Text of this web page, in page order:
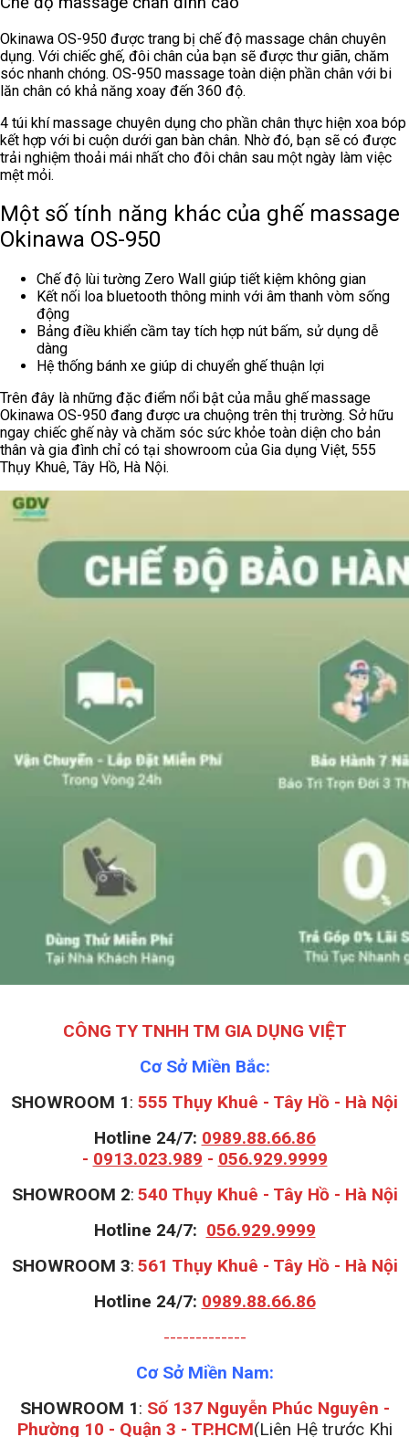
Okinawa OS-950 được trang bị chế độ massage chân chuyên
dụng. Với chiếc ghế, đôi chân của bạn sẽ được thư giãn, chăm
sóc nhanh chóng. OS-950 massage toàn diện phần chân với bi
lăn chân có khả năng xoay đến 360 độ.
4 túi khí massage chuyên dụng cho phần chân thực hiện xoa bóp
kết hợp với bi cuộn dưới gan bàn chân. Nhờ đó, bạn sẽ có được
trải nghiệm thoải mái nhất cho đôi chân sau một ngày làm việc
mệt mỏi.
Một số tính năng khác của ghế massage
Okinawa OS-950
Chế độ lùi tường Zero Wall giúp tiết kiệm không gian
Kết nối loa bluetooth thông minh với âm thanh vòm sống
động
Bảng điều khiển cầm tay tích hợp nút bấm, sử dụng dễ
dàng
Hệ thống bánh xe giúp di chuyển ghế thuận lợi
Trên đây là những đặc điểm nổi bật của mẫu ghế massage
Okinawa OS-950 đang được ưa chuộng trên thị trường. Sở hữu
ngay chiếc ghế này và chăm sóc sức khỏe toàn diện cho bản
thân và gia đình chỉ có tại showroom của Gia dụng Việt, 555
Thụy Khuê, Tây Hồ, Hà Nội.
CÔNG TY TNHH TM GIA DỤNG VIỆT
Cơ Sở Miền Bắc:
SHOWROOM 1: 555 Thụy Khuê - Tây Hồ - Hà Nội
Hotline 24/7: 0989.88.66.86
- 0913.023.989 - 056.929.9999
SHOWROOM 2: 540 Thụy Khuê - Tây Hồ - Hà Nội
Hotline 24/7: 056.929.9999
SHOWROOM 3: 561 Thụy Khuê - Tây Hồ - Hà Nội
Hotline 24/7: 0989.88.66.86
-------------
Cơ Sở Miền Nam:
SHOWROOM 1: Số 137 Nguyễn Phúc Nguyên -
Phường 10 - Quận 3 - TP.HCM(Liên Hệ trước Khi